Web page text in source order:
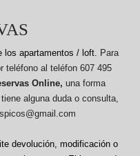
los apartamentos / loft. Para
teléfono al teléfon 607 495
Online, una forma
alguna duda o consulta,
devolución, modificación o